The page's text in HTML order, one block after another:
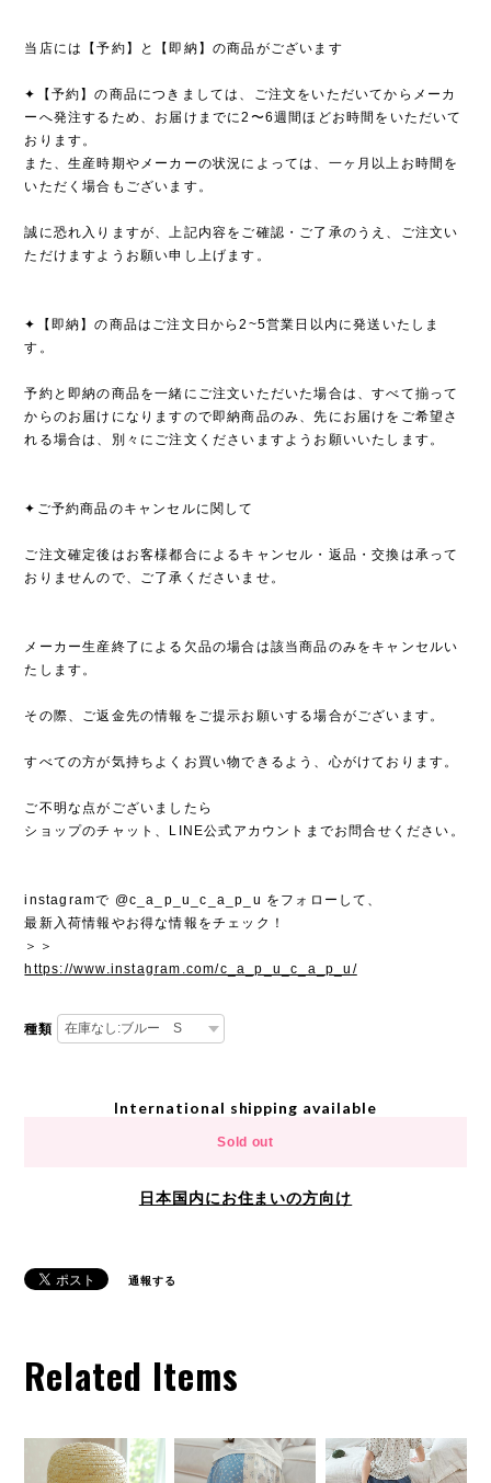
当店には【予約】と【即納】の商品がございます
✦【予約】の商品につきましては、ご注文をいただいてからメーカ
ーへ発注するため、お届けまでに2〜6週間ほどお時間をいただいて
おります。
また、生産時期やメーカーの状況によっては、一ヶ月以上お時間を
いただく場合もございます。
誠に恐れ入りますが、上記内容をご確認・ご了承のうえ、ご注文い
ただけますようお願い申し上げます。
✦【即納】の商品はご注文日から2~5営業日以内に発送いたしま
す。
予約と即納の商品を一緒にご注文いただいた場合は、すべて揃って
からのお届けになりますので即納商品のみ、先にお届けをご希望さ
れる場合は、別々にご注文くださいますようお願いいたします。
✦ご予約商品のキャンセルに関して
ご注文確定後はお客様都合によるキャンセル・返品・交換は承って
おりませんので、ご了承くださいませ。
メーカー生産終了による欠品の場合は該当商品のみをキャンセルい
たします。
その際、ご返金先の情報をご提示お願いする場合がございます。
すべての方が気持ちよくお買い物できるよう、心がけております。
ご不明な点がございましたら
ショップのチャット、LINE公式アカウントまでお問合せください。
instagramで @c_a_p_u_c_a_p_u をフォローして、
最新入荷情報やお得な情報をチェック！
＞＞
https://www.instagram.com/c_a_p_u_c_a_p_u/
種類
International shipping available
Sold out
日本国内にお住まいの方向け
通報する
Related Items